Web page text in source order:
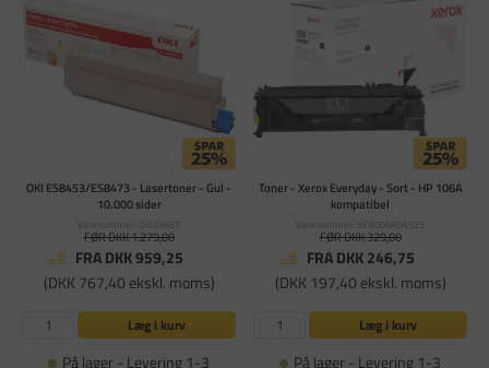
OKI ES8453/ES8473 - Lasertoner - Gul -
10.000 sider
Varenummer: OKI29667
FØR DKK 1.279,00
FRA DKK 959,25
(DKK 767,40 ekskl. moms)
Læg i kurv
På lager - Levering 1-3
Toner - Xerox Everyday - Sort - HP 106A
kompatibel
Varenummer: XER006R04525
FØR DKK 329,00
FRA DKK 246,75
(DKK 197,40 ekskl. moms)
Læg i kurv
På lager - Levering 1-3